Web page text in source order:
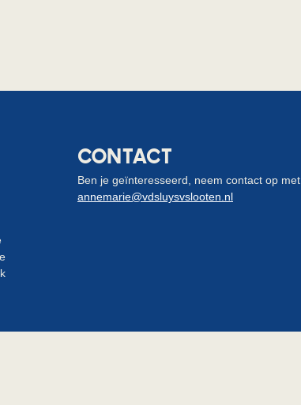
CONTACT
Ben je geïnteresseerd, neem contact op met
annemarie@vdsluysvslooten.nl